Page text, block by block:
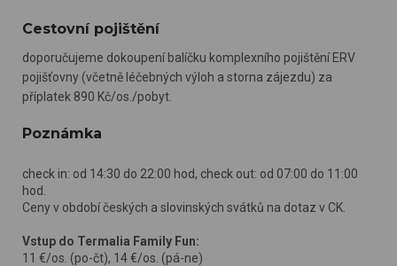
Cestovní pojištění
doporučujeme dokoupení balíčku komplexního pojištění ERV
pojišťovny (včetně léčebných výloh a storna zájezdu) za
příplatek 890 Kč/os./pobyt.
Poznámka
check in: od 14:30 do 22:00 hod, check out: od 07:00 do 11:00
hod.
Ceny v období českých a slovinských svátků na dotaz v CK.
Vstup do Termalia Family Fun:
11 €/os. (po-čt), 14 €/os. (pá-ne)